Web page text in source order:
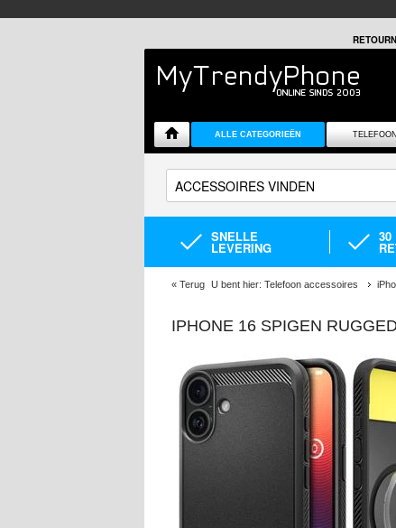
ALLE CATEGORIEËN
SNELLE
LEVERING
30
« Terug U bent hier: Telefoon accessoires
IPHONE 16 SPIGEN